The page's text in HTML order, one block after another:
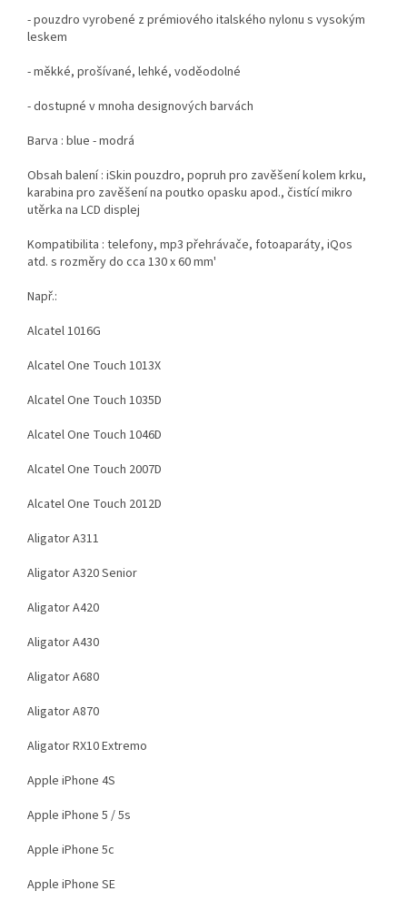
- pouzdro vyrobené z prémiového italského nylonu s vysokým
leskem
- měkké, prošívané, lehké, voděodolné
- dostupné v mnoha designových barvách
Barva : blue - modrá
Obsah balení : iSkin pouzdro, popruh pro zavěšení kolem krku,
karabina pro zavěšení na poutko opasku apod., čistící mikro
utěrka na LCD displej
Kompatibilita : telefony, mp3 přehrávače, fotoaparáty, iQos
atd. s rozměry do cca 130 x 60 mm'
Např.:
Alcatel 1016G
Alcatel One Touch 1013X
Alcatel One Touch 1035D
Alcatel One Touch 1046D
Alcatel One Touch 2007D
Alcatel One Touch 2012D
Aligator A311
Aligator A320 Senior
Aligator A420
Aligator A430
Aligator A680
Aligator A870
Aligator RX10 Extremo
Apple iPhone 4S
Apple iPhone 5 / 5s
Apple iPhone 5c
Apple iPhone SE